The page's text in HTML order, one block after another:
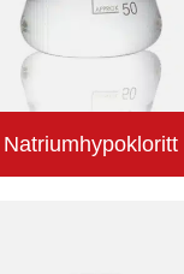
Natriumhypokloritt